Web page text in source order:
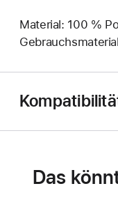
Material: 100 %
Das